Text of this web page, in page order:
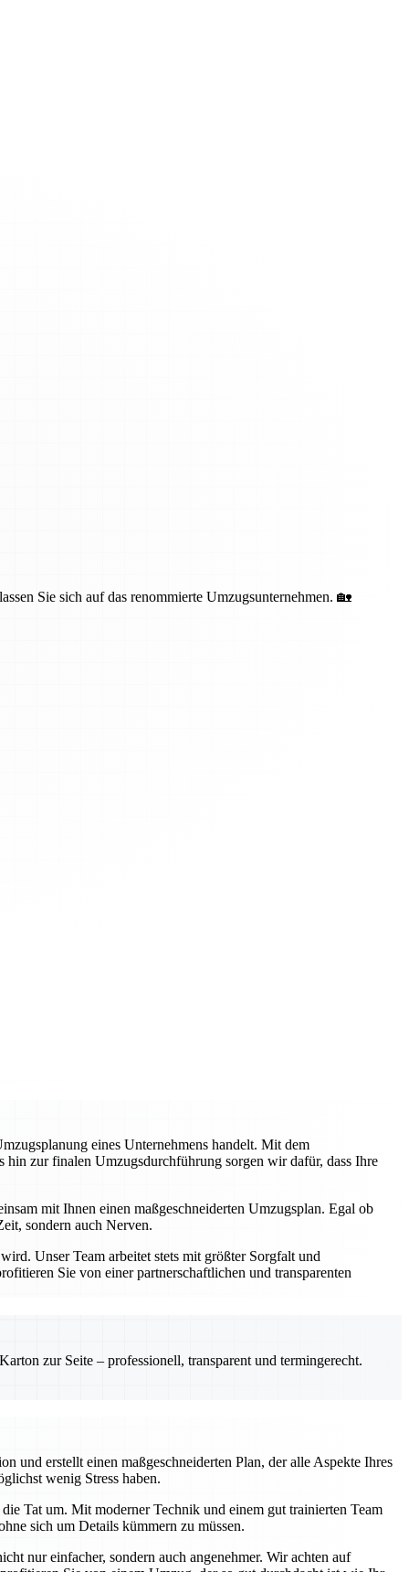
Sie sich auf das renommierte Umzugsunternehmen. 🏡
eines Unternehmens handelt. Mit dem
hin zur finalen Umzugsdurchführung sorgen wir dafür, dass Ihre
mit Ihnen einen maßgeschneiderten Umzugsplan. Egal ob
sondern auch Nerven.
Unser Team arbeitet stets mit größter Sorgfalt und
Sie von einer partnerschaftlichen und transparenten
zur Seite – professionell, transparent und termingerecht.
und erstellt einen maßgeschneiderten Plan, der alle Aspekte Ihres
wenig Stress haben.
Tat um. Mit moderner Technik und einem gut trainierten Team
sich um Details kümmern zu müssen.
nur einfacher, sondern auch angenehmer. Wir achten auf